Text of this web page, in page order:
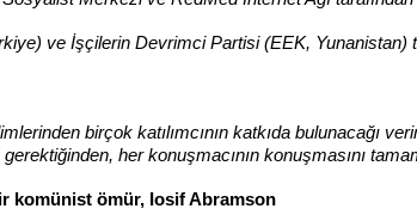
ve İşçilerin Devrimci Partisi (EEK, Yunanistan)
birçok katılımcının katkıda bulunacağı
her konuşmacının konuşmasını
komünist ömür, Iosif Abramson